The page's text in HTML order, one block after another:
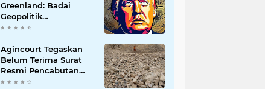
Greenland: Badai
Geopolitik
Mengancam Kripto
Agincourt Tegaskan
Belum Terima Surat
Resmi Pencabutan
Izin Tambang Emas